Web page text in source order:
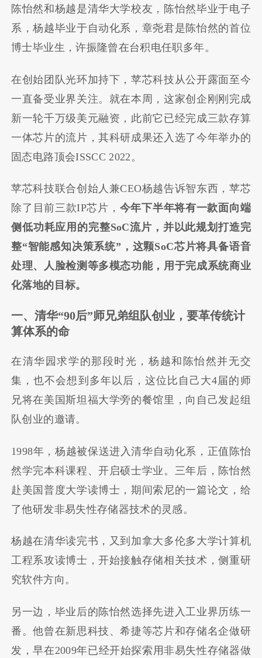
陈怡然和杨越是清华大学校友，陈怡然毕业于电子
系，杨越毕业于自动化系，章尧君是陈怡然的首位
博士毕业生，许振隆曾在台积电任职多年。
在创始团队光环加持下，苹芯科技从公开露面至今
一直备受业界关注。就在本周，这家创企刚刚完成
新一轮千万级美元融资，此前它已经完成三款存算
一体芯片的流片，其科研成果还入选了今年举办的
固态电路顶会ISSCC 2022。
苹芯科技联合创始人兼CEO杨越告诉智东西，苹芯
除了目前三款IP芯片， 今年下半年将有一款面向端
侧低功耗应用的完整SoC流片，并以此规划打造完
整“智能感知决策系统” ，这颗SoC芯片将具备语音
处理、人脸检测等多模态功能，用于完成系统商业
化落地的目标。
一、清华“90后”师兄弟组队创业，要革传统计
算体系的命
在清华园求学的那段时光，杨越和陈怡然并无交
集，也不会想到多年以后，这位比自己大4届的师
兄将在美国斯坦福大学旁的餐馆里，向自己发起组
队创业的邀请。
1998年，杨越被保送进入清华自动化系，正值陈怡
然学完本科课程、开启硕士学业。三年后，陈怡然
赴美国普度大学读博士，期间索尼的一篇论文，给
了他研发非易失性存储器技术的灵感。
杨越在清华读完书，又到加拿大多伦多大学计算机
工程系攻读博士，开始接触存储相关技术，侧重研
究软件方向。
另一边，毕业后的陈怡然选择先进入工业界历练一
番。他曾在新思科技、希捷等芯片和存储名企做研
发，早在2009年已经开始探索用非易失性存储器做